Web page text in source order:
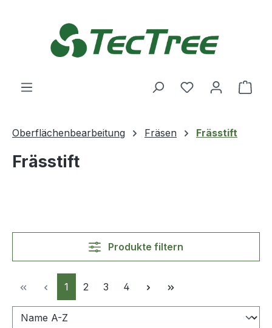
Du hast 0
Oberflächenbearbeitung Fräsen Frässtift
Frässtift
Produkte filtern
Seite
1 Seite
2 Seite
3 Seite
4